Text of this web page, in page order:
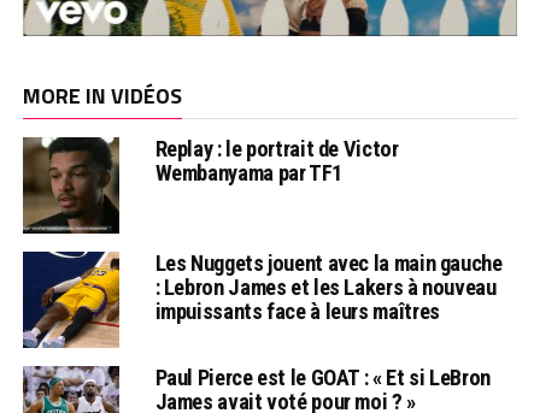
MORE IN VIDÉOS
Replay : le portrait de Victor
Wembanyama par TF1
Les Nuggets jouent avec la main gauche
: Lebron James et les Lakers à nouveau
impuissants face à leurs maîtres
Paul Pierce est le GOAT : « Et si LeBron
James avait voté pour moi ? »